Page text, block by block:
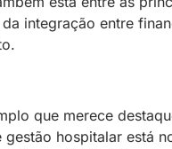
integração entre
que merece
gestão hospitalar está